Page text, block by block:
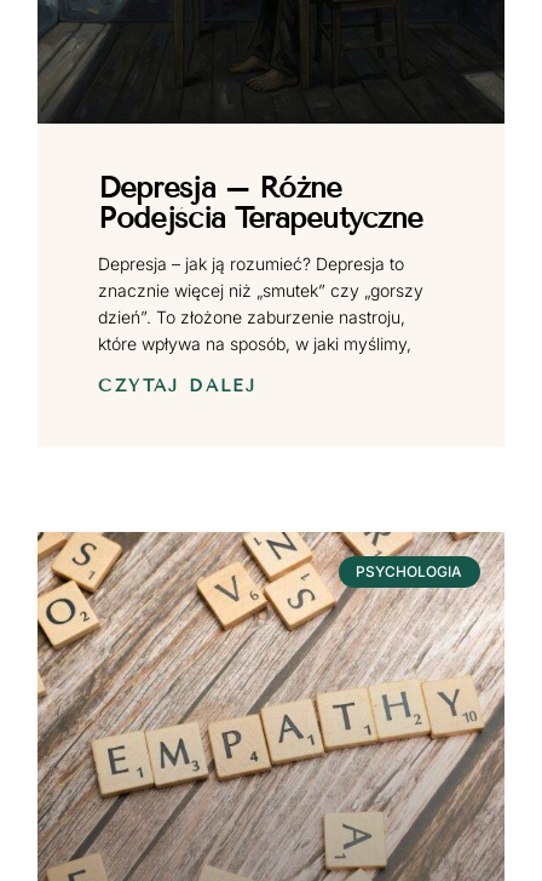
Depresja – Różne
Podejścia Terapeutyczne
Depresja – jak ją rozumieć? Depresja to
znacznie więcej niż „smutek” czy „gorszy
dzień”. To złożone zaburzenie nastroju,
które wpływa na sposób, w jaki myślimy,
CZYTAJ DALEJ
PSYCHOLOGIA